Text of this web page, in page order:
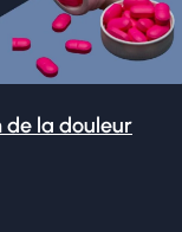
de la douleur